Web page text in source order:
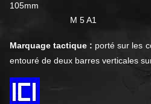
105mm
M 5 A1
Marquage tactique : porté sur les
entouré de deux barres verticales